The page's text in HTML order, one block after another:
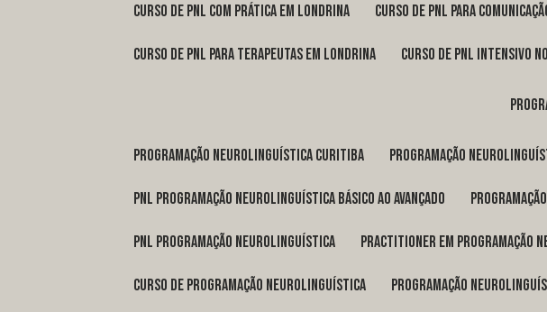
curso de pnl com prática em Londrina curso de pnl para
curso de pnl para terapeutas em Londrina curso de pnl intensivo
programação neurolinguística Curitiba programação
pnl programação neurolinguística básico ao avançado
pnl programação neurolinguística practitioner em programação
curso de programação neurolinguística programação